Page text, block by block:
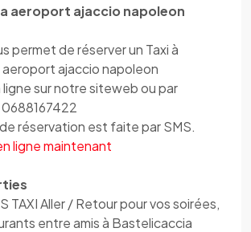
aeroport ajaccio napoleon
permet de réserver un Taxi à
ajaccio napoleon
sur notre siteweb ou par
réservation est faite par SMS.
ligne maintenant
TAXI Aller / Retour pour vos soirées,
entre amis à Bastelicaccia